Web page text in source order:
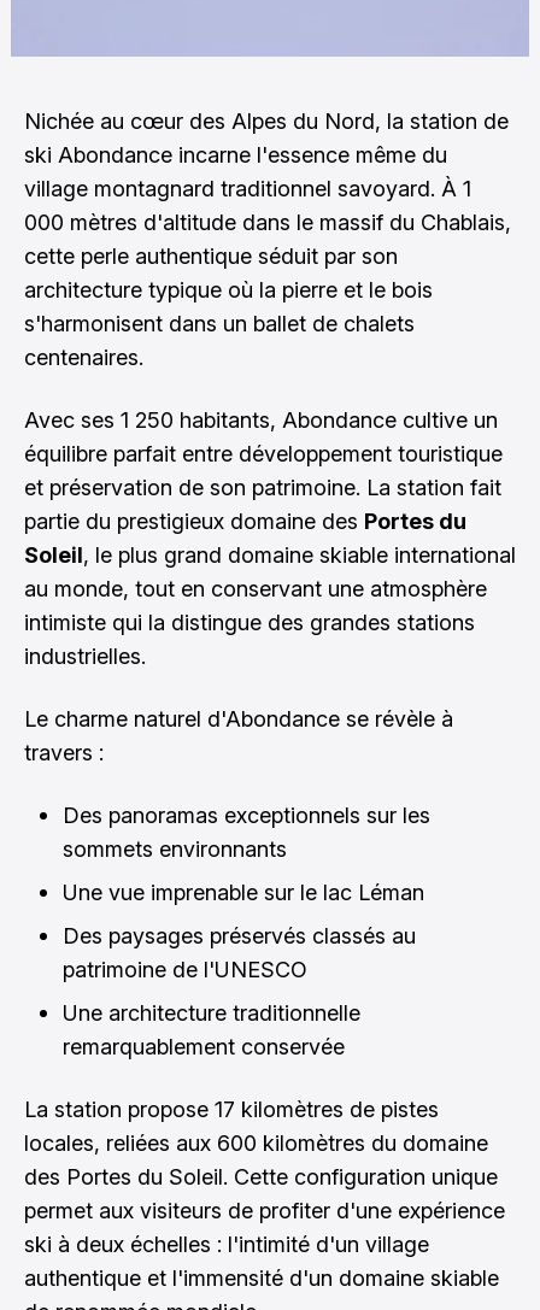
Nichée au cœur des Alpes du Nord, la station de
ski Abondance incarne l'essence même du
village montagnard traditionnel savoyard. À 1
000 mètres d'altitude dans le massif du Chablais,
cette perle authentique séduit par son
architecture typique où la pierre et le bois
s'harmonisent dans un ballet de chalets
centenaires.
Avec ses 1 250 habitants, Abondance cultive un
équilibre parfait entre développement touristique
et préservation de son patrimoine. La station fait
partie du prestigieux domaine des Portes du
Soleil, le plus grand domaine skiable international
au monde, tout en conservant une atmosphère
intimiste qui la distingue des grandes stations
industrielles.
Le charme naturel d'Abondance se révèle à
travers :
Des panoramas exceptionnels sur les
sommets environnants
Une vue imprenable sur le lac Léman
Des paysages préservés classés au
patrimoine de l'UNESCO
Une architecture traditionnelle
remarquablement conservée
La station propose 17 kilomètres de pistes
locales, reliées aux 600 kilomètres du domaine
des Portes du Soleil. Cette configuration unique
permet aux visiteurs de profiter d'une expérience
ski à deux échelles : l'intimité d'un village
authentique et l'immensité d'un domaine skiable